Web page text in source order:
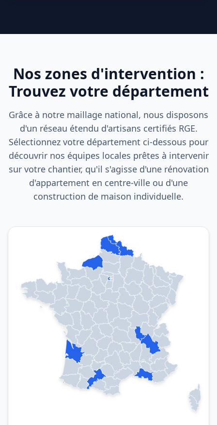
Nos zones d'intervention :
Trouvez votre département
Grâce à notre maillage national, nous disposons
d'un réseau étendu d'artisans certifiés RGE.
Sélectionnez votre département ci-dessous pour
découvrir nos équipes locales prêtes à intervenir
sur votre chantier, qu'il s'agisse d'une rénovation
d'appartement en centre-ville ou d'une
construction de maison individuelle.